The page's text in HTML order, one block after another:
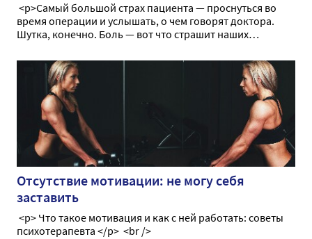
<p>Самый большой страх пациента — проснуться во
время операции и услышать, о чем говорят доктора.
Шутка, конечно. Боль — вот что страшит наших
прогресс медицины, не давая возможности провести
оперативное вмешательство в необходимом объеме.
Сегодня мы поговорим об анестезии как способе
временного, обратимого лишения чувства боли во
время операции</p>
Отсутствие мотивации: не могу себя
заставить
<p> Что такое мотивация и как с ней работать: советы
психотерапевта </p> <br />